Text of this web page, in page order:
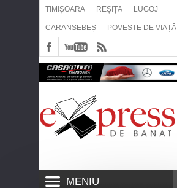
TIMIȘOARA REȘIȚA LUGOJ
CARANSEBEȘ POVESTE DE VIAȚĂ
MENIU